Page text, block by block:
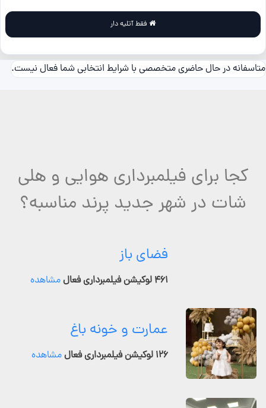
متاسفانه در حال حاضری متخصصی با شرایط انتخابی شما فعال نیست.
کجا برای فیلمبرداری هوایی و هلی
شات در شهر جدید پرند مناسبه؟
فضای باز
۴۶۱ لوکیشن فیلمبرداری فعال مشاهده
عمارت و خونه باغ
۱۲۶ لوکیشن فیلمبرداری فعال مشاهده